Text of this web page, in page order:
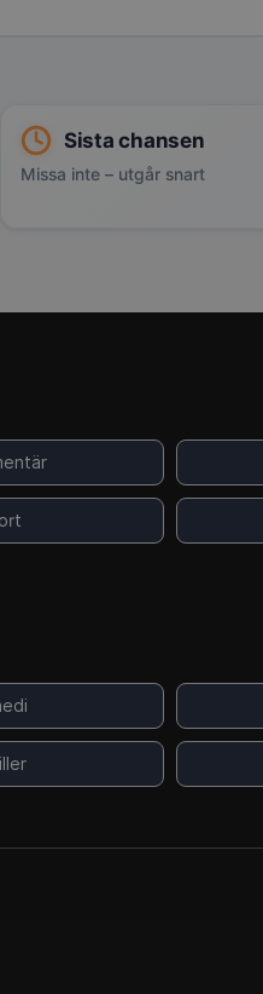
Sista chansen
Missa inte – utgår snart